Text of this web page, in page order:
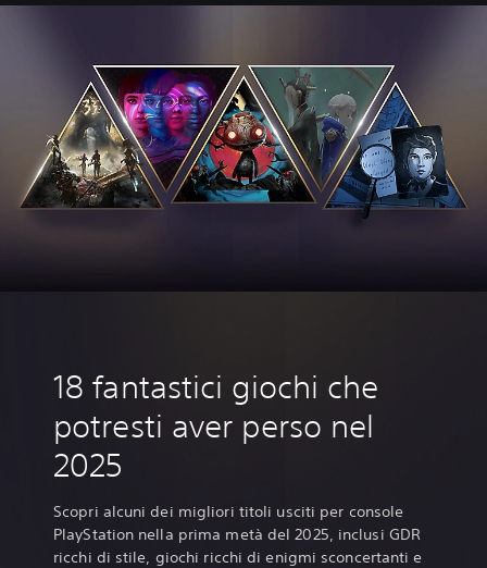
‎18 fantastici giochi che
potresti aver perso nel
2025
Scopri alcuni dei migliori titoli usciti per console
PlayStation nella prima metà del 2025, inclusi GDR
ricchi di stile, giochi ricchi di enigmi sconcertanti e